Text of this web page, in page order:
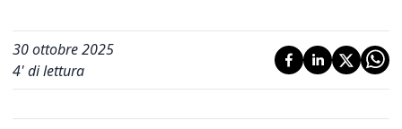
30 ottobre 2025
4' di lettura